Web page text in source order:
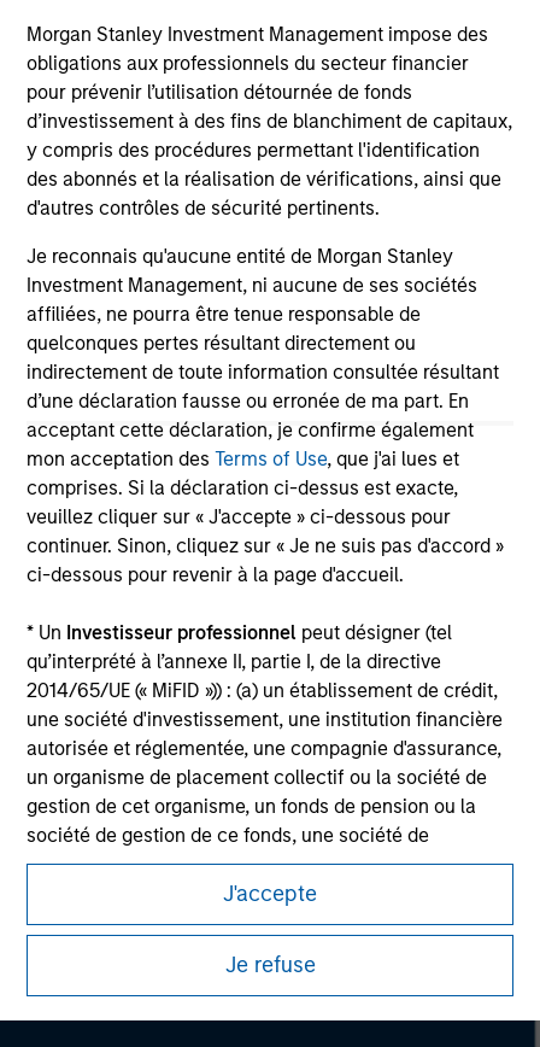
Morgan Stanley Investment Management impose des
obligations aux professionnels du secteur financier
pour prévenir l’utilisation détournée de fonds
d’investissement à des fins de blanchiment de capitaux,
y compris des procédures permettant l'identification
des abonnés et la réalisation de vérifications, ainsi que
d'autres contrôles de sécurité pertinents.
Je reconnais qu'aucune entité de Morgan Stanley
Investment Management, ni aucune de ses sociétés
affiliées, ne pourra être tenue responsable de
quelconques pertes résultant directement ou
indirectement de toute information consultée résultant
d’une déclaration fausse ou erronée de ma part. En
acceptant cette déclaration, je confirme également
mon acceptation desTerms of Use, que j'ai lues et
comprises. Si la déclaration ci-dessus est exacte,
veuillez cliquer sur « J'accepte » ci-dessous pour
continuer. Sinon, cliquez sur « Je ne suis pas d'accord »
ci-dessous pour revenir à la page d'accueil.
* Un Investisseur professionnel peut désigner (tel
qu’interprété à l’annexe II, partie I, de la directive
2014/65/UE (« MiFID »)) : (a) un établissement de crédit,
une société d'investissement, une institution financière
autorisée et réglementée, une compagnie d'assurance,
un organisme de placement collectif ou la société de
gestion de cet organisme, un fonds de pension ou la
société de gestion de ce fonds, une société de
négociation de matières premières ou d’instruments
dérivés sur matières premières ou un autre investisseur
institutionnel, qui devra être agréé(e) ou réglementé(e)
pour opérer sur les marchés financiers ; (b) une grande
entité remplissant au moins deux des critères de taille
J'accepte
Je refuse
May not represent all Team Members.
The information on this page is for informational
purposes only. The information contained herein does
not constitute and should not be construed as an
offering of advisory services or an offer to sell or a
solicitation of an offer to buy any securities in any
jurisdiction in which such offer or solicitation,
purchase or sale would be unlawful under the
securities, insurance or other laws of such jurisdiction.
All investing involves risks, including a loss of principal.
Please refer to the strategy detail page for important
information on the strategy, including additional risk
considerations.
Morgan Stanley Careers